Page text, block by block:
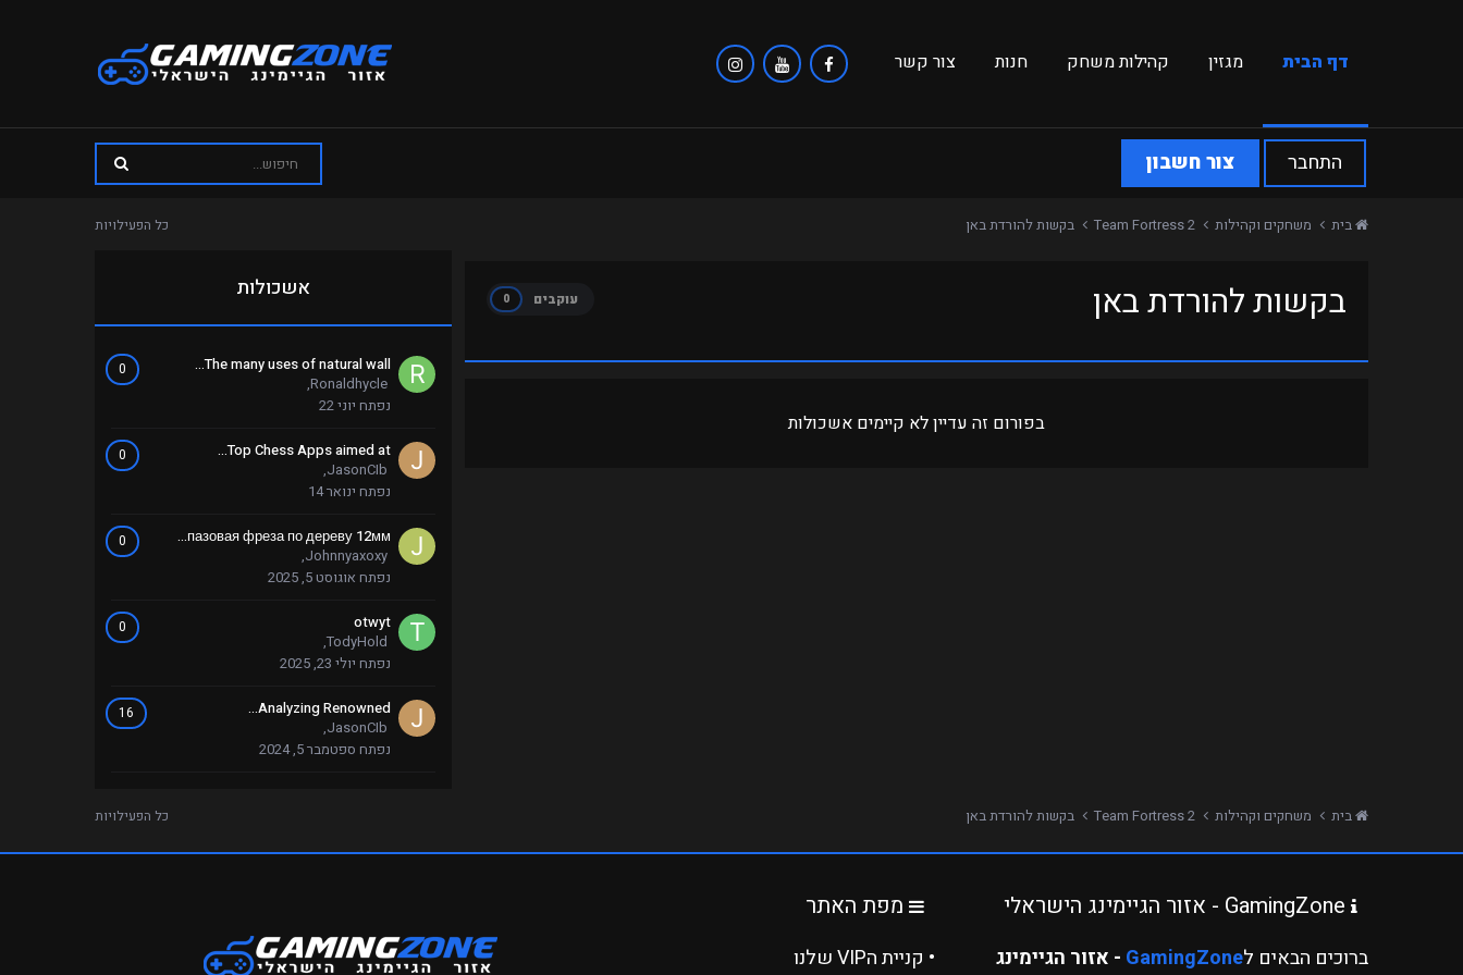
דף הבית מגזין קהילות משחק חנות צור קשר
התחבר צור חשבון
כל הפעילויות בית משחקים וקהילות Team Fortress 2 בקשות להורדת באן
בקשות להורדת באן עוקבים 0
בפורום זה עדיין לא קיימים אשכולות
אשכולות
0
The many uses of natural wall...
Ronaldhycle
,
נפתח יוני 22
0
Top Chess Apps aimed at...
JasonCIb
,
נפתח ינואר 14
0
пазовая фреза по дереву 12мм...
Johnnyaxoxy
,
נפתח אוגוסט 5, 2025
0
otwyt
TodyHold
,
נפתח יולי 23, 2025
16
Analyzing Renowned...
JasonCIb
,
נפתח ספטמבר 5, 2024
כל הפעילויות בית משחקים וקהילות Team Fortress 2 בקשות להורדת באן
ברוכים הבאים לGamingZone - אזור הגיימינג
מפת האתר
• קניית הVIP שלנו